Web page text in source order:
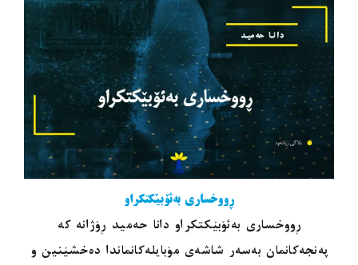
ڕووخساری بەئۆبێکتکراو
ڕووخساری بەئۆبێکتکراو دانا حەمید ڕۆژانە کە
پەنجەکانمان بەسەر شاشەی مۆبایلەکانماندا دەخشێنین و